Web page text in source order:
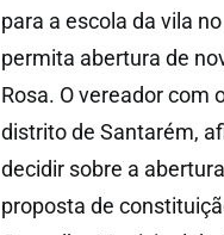
para a escola da vila
permita abertura de
Rosa. O vereador com
distrito de Santarém,
decidir sobre a
proposta de